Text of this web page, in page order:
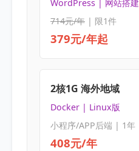
WordPress | 网站搭建
714元/年| 限1件
379元/年起
2核1G 海外地域
Docker | Linux版
小程序/APP后端 | 1年
408元/年